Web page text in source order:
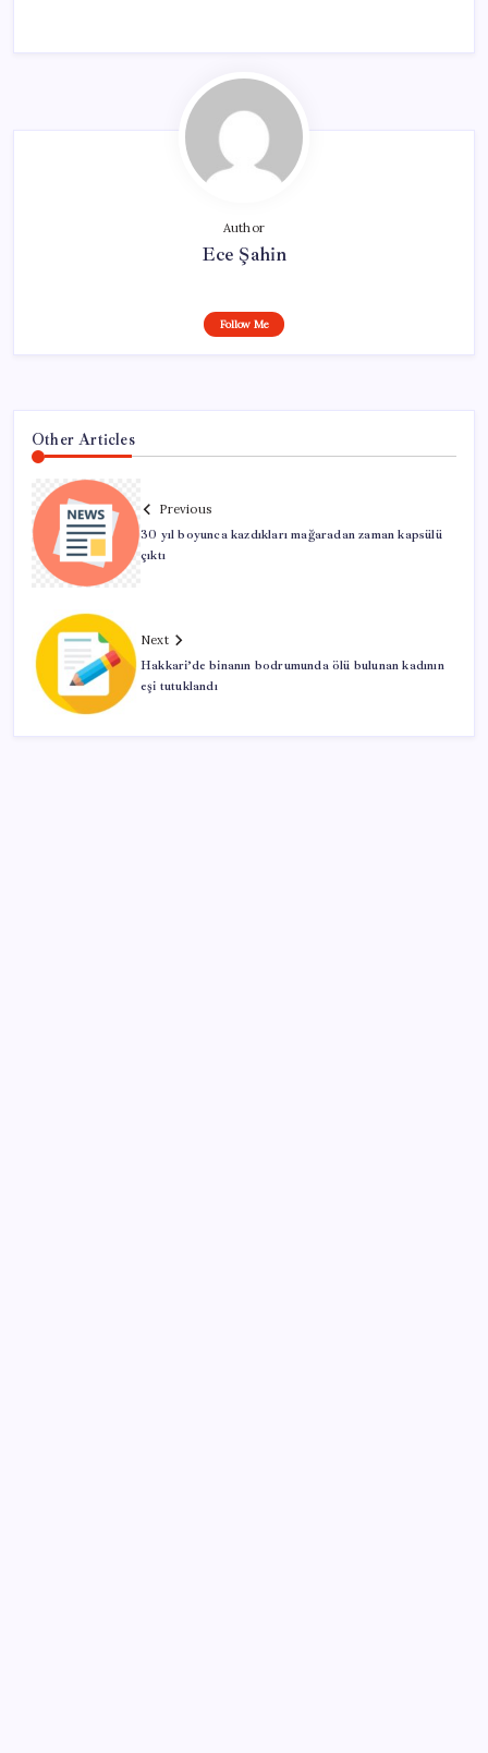
Author
Ece Şahin
Follow Me
Other Articles
Previous
30 yıl boyunca kazdıkları mağaradan zaman kapsülü
çıktı
Next
Hakkari’de binanın bodrumunda ölü bulunan kadının
eşi tutuklandı